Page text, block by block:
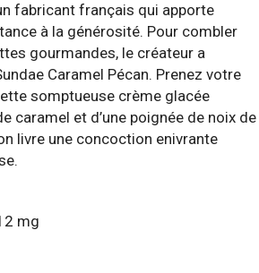
fabricant français qui apporte
à la générosité. Pour combler
gourmandes, le créateur a
Caramel Pécan. Prenez votre
somptueuse crème glacée
caramel et d’une poignée de noix de
livre une concoction enivrante
mg